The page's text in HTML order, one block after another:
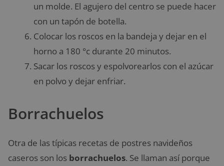
un molde. El agujero del centro se puede hacer
con un tapón de botella.
Colocar los roscos en la bandeja y dejar en el
horno a 180 °c durante 20 minutos.
Sacar los roscos y espolvorearlos con el azúcar
en polvo y dejar enfriar.
Borrachuelos
Otra de las típicas recetas de postres navideños
caseros son los borrachuelos. Se llaman así porque